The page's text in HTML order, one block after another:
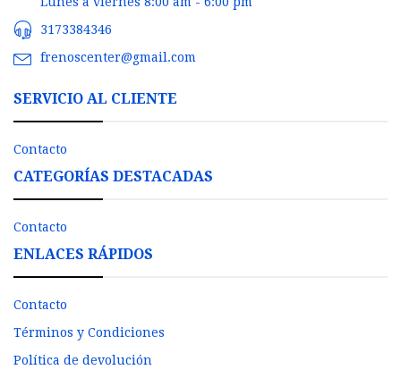
3173384346
frenoscenter@gmail.com
SERVICIO AL CLIENTE
Contacto
CATEGORÍAS DESTACADAS
Contacto
ENLACES RÁPIDOS
Contacto
Términos y Condiciones
Política de devolución